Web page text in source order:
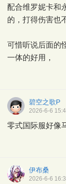
配合维罗妮卡和
的，打得伤害也
可惜听说后面的
一体的好用，
碧空之歌P
2026-6-6
零式国际服好像
伊布桑
2026-6-6